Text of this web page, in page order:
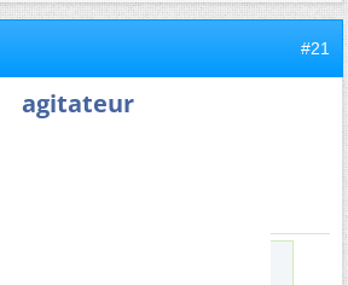
#21
agitateur
DAUR